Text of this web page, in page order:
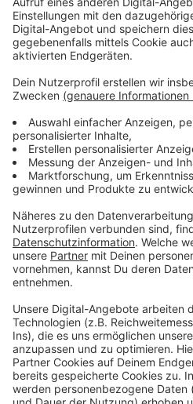
Befragungen ziehen
Jahr
Anzeige
Die Befragten sollen Auskunft
den Familienstand, ihren
geht aber auch um den Weg
wieviele Familien mit Kindern
Befragungen werden
verteilt. Bei den meisten
verpflichtet. Das steht im
soll Daten für belastbare